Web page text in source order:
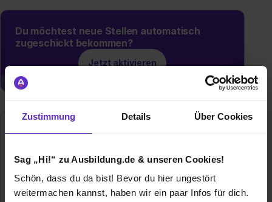
Zustimmung Details Über Cookies
Sag „Hi!“ zu Ausbildung.de & unseren Cookies!
Schön, dass du da bist! Bevor du hier ungestört
weitermachen kannst, haben wir ein paar Infos für dich.
Du möchtest neue Stellen automatisch
zugeschickt bekommen?
Jetzt aktivieren
Terra Sped GmbH
47877 Willich
02156958311
E-Mail anzeigen